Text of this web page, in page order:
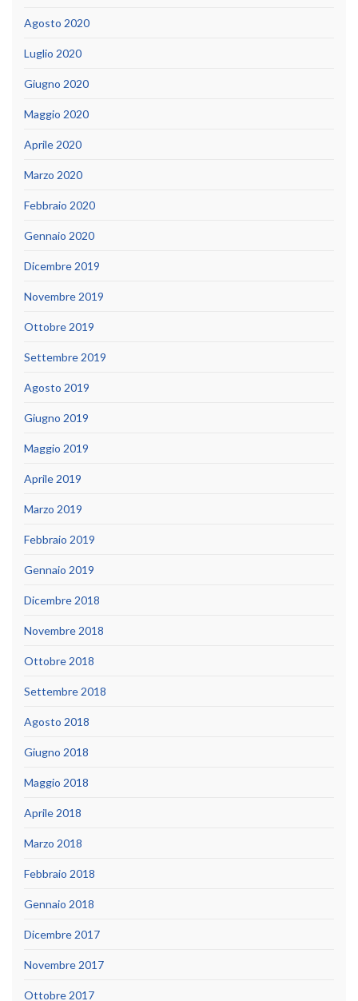
Agosto 2020
Luglio 2020
Giugno 2020
Maggio 2020
Aprile 2020
Marzo 2020
Febbraio 2020
Gennaio 2020
Dicembre 2019
Novembre 2019
Ottobre 2019
Settembre 2019
Agosto 2019
Giugno 2019
Maggio 2019
Aprile 2019
Marzo 2019
Febbraio 2019
Gennaio 2019
Dicembre 2018
Novembre 2018
Ottobre 2018
Settembre 2018
Agosto 2018
Giugno 2018
Maggio 2018
Aprile 2018
Marzo 2018
Febbraio 2018
Gennaio 2018
Dicembre 2017
Novembre 2017
Ottobre 2017